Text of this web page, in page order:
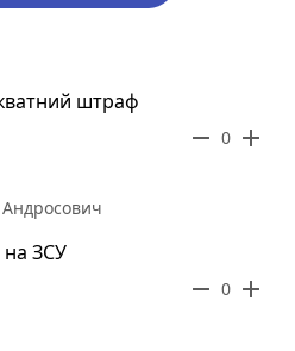
штраф
remove 0 add
на ЗСУ
remove 0 add